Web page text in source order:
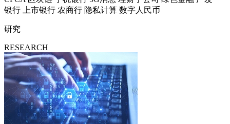
银行
上市银行 农商行 隐私计算 数字人民币
研究
RESEARCH